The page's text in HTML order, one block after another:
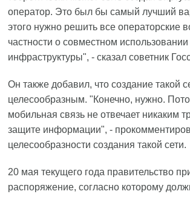
оператор. Это был бы самый лучший
этого нужно решить все операторские
частности о совместном использовании
инфраструктуры", - сказал советник
Он также добавил, что создание такой
целесообразным. "Конечно, нужно.
мобильная связь не отвечает никаким
защите информации", -
целесообразности создания такой сети.
20 мая текущего года правительство
распоряжение, согласно которому